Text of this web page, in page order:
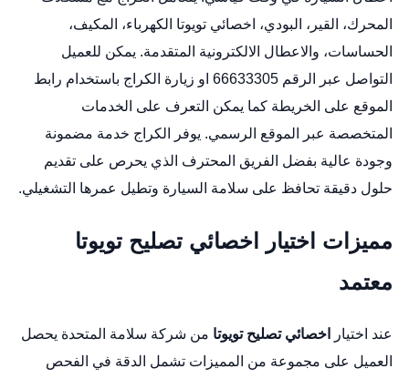
المحرك، القير، البودي، اخصائي تويوتا الكهرباء، المكيف،
الحساسات، والاعطال الالكترونية المتقدمة. يمكن للعميل
التواصل عبر الرقم 66633305 او زيارة الكراج باستخدام
رابط
الموقع على الخريطة كما يمكن التعرف على الخدمات
المتخصصة عبر
الموقع الرسمي. يوفر الكراج خدمة مضمونة
وجودة عالية بفضل الفريق المحترف الذي يحرص على تقديم
حلول دقيقة تحافظ على سلامة السيارة وتطيل عمرها التشغيلي.
مميزات اختيار اخصائي تصليح تويوتا
معتمد
عند اختيار اخصائي تصليح تويوتا من شركة سلامة المتحدة يحصل
العميل على مجموعة من المميزات تشمل الدقة في الفحص